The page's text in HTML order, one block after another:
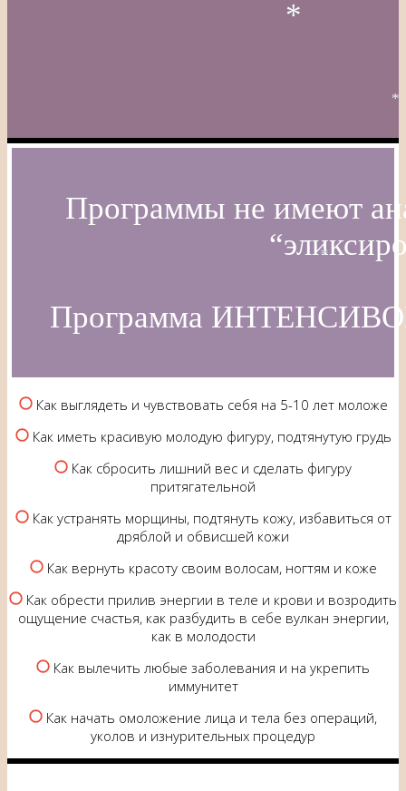
*
*
Программы не имеют
Программа ИНТЕНСИВОВ
Как выглядеть и чувствовать себя на 5-10 лет моложе
Как иметь красивую молодую фигуру, подтянутую грудь
Как сбросить лишний вес и сделать фигуру
притягательной
Как устранять морщины, подтянуть кожу, избавиться от
дряблой и обвисшей кожи
Как вернуть красоту своим волосам, ногтям и коже
Как обрести прилив энергии в теле и крови и возродить
ощущение счастья, как разбудить в себе вулкан энергии,
как в молодости
Как вылечить любые заболевания и на укрепить
иммунитет
Как начать омоложение лица и тела без операций,
уколов и изнурительных процедур